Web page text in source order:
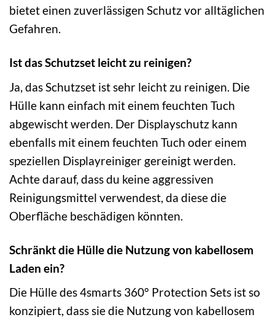
bietet einen zuverlässigen Schutz vor alltäglichen
Gefahren.
Ist das Schutzset leicht zu reinigen?
Ja, das Schutzset ist sehr leicht zu reinigen. Die
Hülle kann einfach mit einem feuchten Tuch
abgewischt werden. Der Displayschutz kann
ebenfalls mit einem feuchten Tuch oder einem
speziellen Displayreiniger gereinigt werden.
Achte darauf, dass du keine aggressiven
Reinigungsmittel verwendest, da diese die
Oberfläche beschädigen könnten.
Schränkt die Hülle die Nutzung von kabellosem
Laden ein?
Die Hülle des 4smarts 360° Protection Sets ist so
konzipiert, dass sie die Nutzung von kabellosem